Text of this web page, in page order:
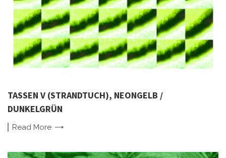
TASSEN V (STRANDTUCH), NEONGELB /
DUNKELGRÜN
Read More